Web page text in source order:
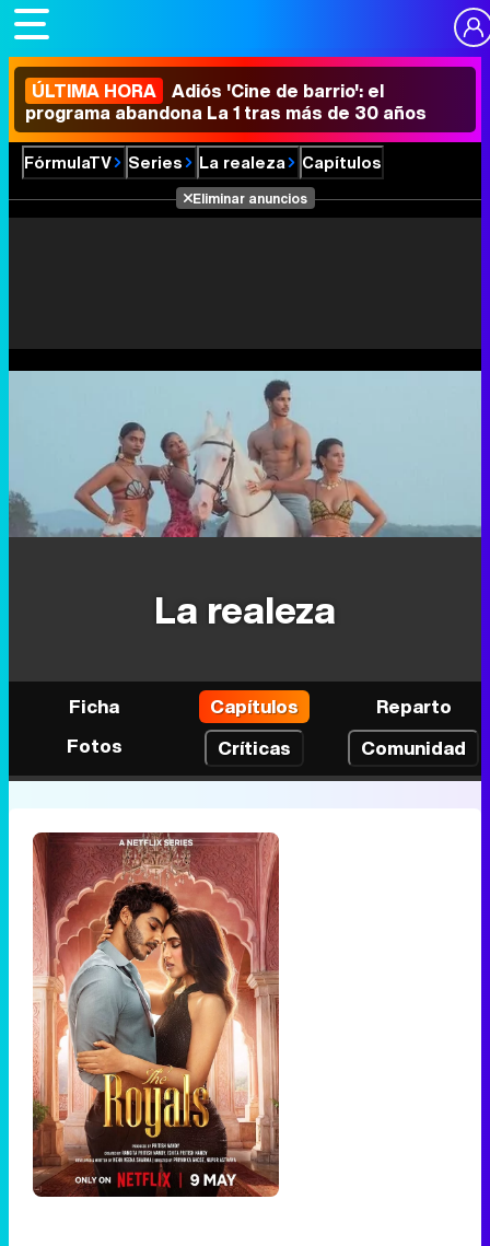
ÚLTIMA HORA Adiós 'Cine de barrio': el
programa abandona La 1 tras más de 30 años
FórmulaTV Series La realeza Capítulos
Eliminar anuncios
La realeza
Ficha Capítulos
Reparto
Fotos
Críticas Comunidad